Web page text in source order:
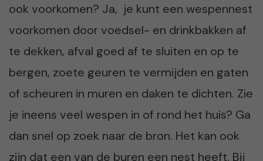
ook voorkomen? Ja, je kunt een wespennest
voorkomen door voedsel- en drinkbakken af
te dekken, afval goed af te sluiten en op te
bergen, zoete geuren te vermijden en gaten
of scheuren in muren en daken te dichten. Zie
je ineens veel wespen in of rond het huis? Ga
dan snel op zoek naar de bron. Het kan ook
zijn dat een van de buren een nest heeft. Bij